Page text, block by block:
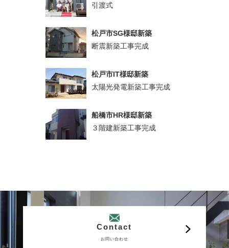
引渡式
松戸市SG様邸新築
断震新築工事完成
松戸市IT様邸新築
太陽光発電新築工事完成
船橋市HR様邸新築
３階建新築工事完成
Contact
お問い合わせ